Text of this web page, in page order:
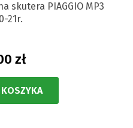
skutera PIAGGIO MP3
21r.
zł